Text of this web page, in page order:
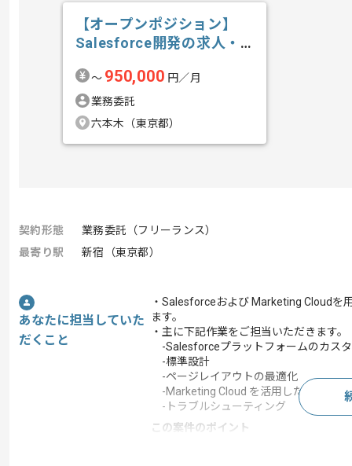
【オープンポジション】
Salesforce開発の求人・
〜 950,000 円／月
業務委託
六本木（東京都）
契約形態
業務委託（フリーランス）
最寄り駅
新宿（東京都）
あなたに担当していた
だくこと
・Salesforceおよび Marketing Cloudを
ます。
・主に下記作業をご担当いただきます。
-Salesforceプラットフォームのカス
-標準設計
-ページレイアウトの最適化
-Marketing Cloud を活用した施策の実
-トラブルシューティング
この案件のポイント